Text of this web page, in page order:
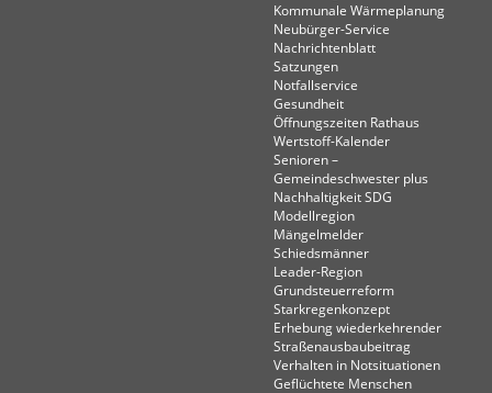
Kommunale Wärmeplanung
Neubürger-Service
Nachrichtenblatt
Satzungen
Notfallservice
Gesundheit
Öffnungszeiten Rathaus
Wertstoff-Kalender
Senioren –
Gemeindeschwester plus
Nachhaltigkeit SDG
Modellregion
Mängelmelder
Schiedsmänner
Leader-Region
Grundsteuerreform
Starkregenkonzept
Erhebung wiederkehrender
Straßenausbaubeitrag
Verhalten in Not­situationen
Geflüchtete Menschen